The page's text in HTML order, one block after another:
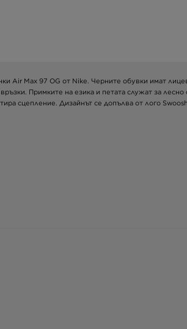
Air Max 97 OG от Nike. Черните обувки имат
Примките на езика и петата служат за
сцепление. Дизайнът се допълва от лого